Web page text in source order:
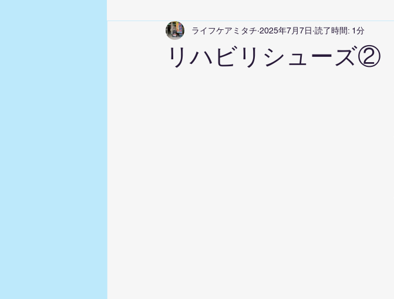
リハビリシューズ②
ライフケアミタチ 2025年7月7日 読了時間: 1分